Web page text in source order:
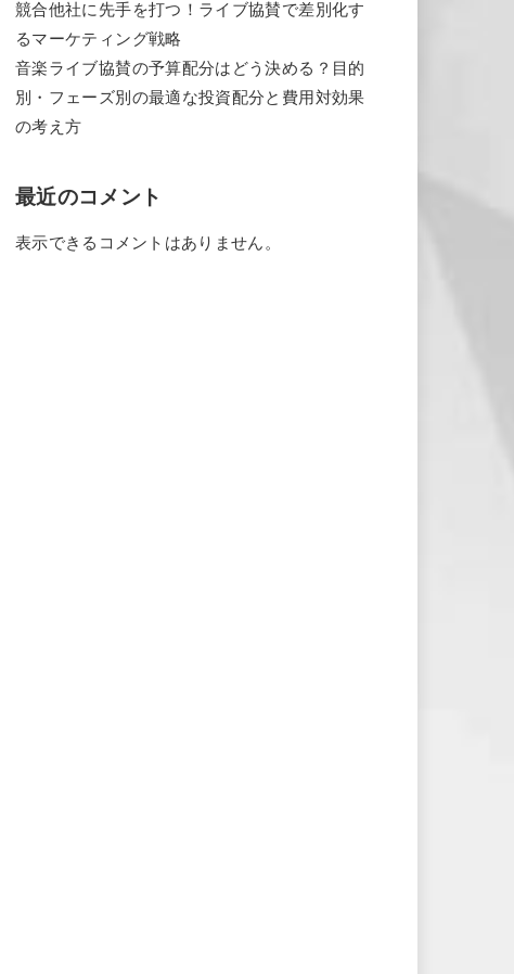
競合他社に先手を打つ！ライブ協賛で差別化す
るマーケティング戦略
音楽ライブ協賛の予算配分はどう決める？目的
別・フェーズ別の最適な投資配分と費用対効果
の考え方
最近のコメント
表示できるコメントはありません。